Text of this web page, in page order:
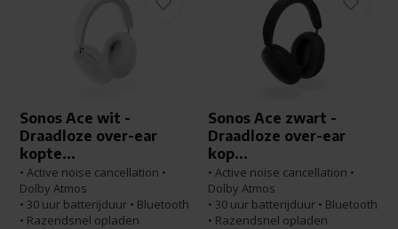
Sonos Ace wit -
Draadloze over-ear
kopte...
• Active noise cancellation •
Dolby Atmos
• 30 uur batterijduur • Bluetooth
• Razendsnel opladen
Sonos Ace zwart -
Draadloze over-ear
kop...
• Active noise cancellation •
Dolby Atmos
• 30 uur batterijduur • Bluetooth
• Razendsnel opladen